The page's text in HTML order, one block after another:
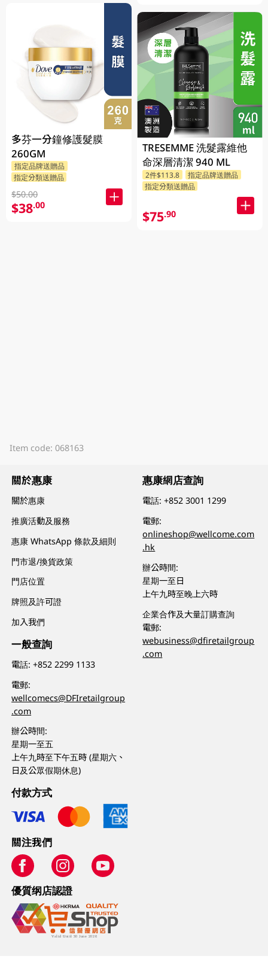
多芬一分鐘修護髮膜
260GM
指定品牌送贈品
指定分類送贈品
$50.00
$38.00
TRESEMME 洗髮露維他
命深層清潔 940 ML
2件$113.8
指定品牌送贈品
指定分類送贈品
$75.90
Item code: 068163
關於惠康
關於惠康
推廣活動及服務
惠康 WhatsApp 條款及細則
門市退/換貨政策
門店位置
牌照及許可證
加入我們
一般查詢
電話:+852 2299 1133
電郵:
wellcomecs@DFIretailgroup
.com
辦公時間:
星期一至五
上午九時至下午五時 (星期六、
日及公眾假期休息)
惠康網店查詢
電話:+852 3001 1299
電郵:
onlineshop@wellcome.com
.hk
辦公時間:
星期一至日
上午九時至晚上六時
企業合作及大量訂購查詢
電郵:
webusiness@dfiretailgroup
.com
付款方式
關注我們
優質纲店認證